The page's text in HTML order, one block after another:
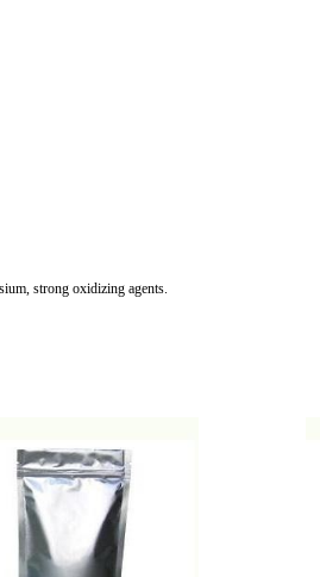
strong oxidizing agents.